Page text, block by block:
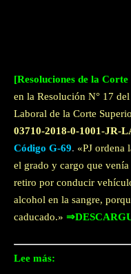
[Resoluciones de la
en la Resolución N° 17
Laboral de la Corte
03710-2018-0-1001-JR-
Código G-69. «PJ ordena
el grado y cargo que
retiro por conducir
alcohol en la sangre,
caducado.»
Lee más: